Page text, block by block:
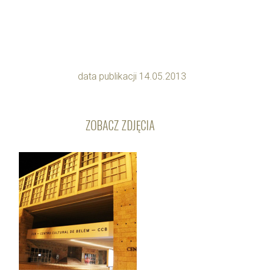
data publikacji 14.05.2013
ZOBACZ ZDJĘCIA